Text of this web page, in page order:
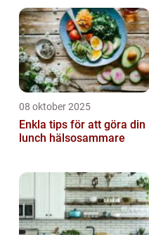
08 oktober 2025
Enkla tips för att göra din
lunch hälsosammare